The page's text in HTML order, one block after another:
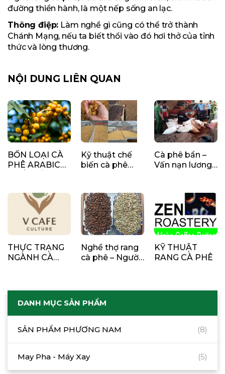
đường thiền hành, là một nếp sống an lạc.
Thông điệp: Làm nghề gì cũng có thể trở thành
Chánh Mạng, nếu ta biết thổi vào đó hơi thở của tỉnh
thức và lòng thương.
NỘI DUNG LIÊN QUAN
BỐN LOẠI CÀ
PHÊ ARABICA
Kỹ thuật chế
biến cà phê
Cà phê bẩn –
Vấn nạn lương
THỰC TRẠNG
NGÀNH CÀ
Nghề thợ rang
cà phê – Người
KỸ THUẬT
RANG CÀ PHÊ
DANH MỤC SẢN PHẨM
SẢN PHẨM PHƯƠNG NAM (8)
May Pha - Máy Xay (5)